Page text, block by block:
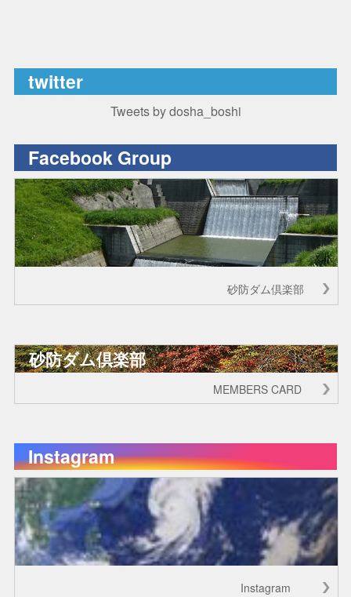
twitter
Tweets by dosha_boshi
Facebook Group
砂防ダム倶楽部
砂防ダム倶楽部
MEMBERS CARD
Instagram
Instagram